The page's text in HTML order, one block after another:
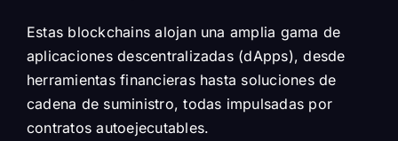
Estas blockchains alojan una amplia gama de
aplicaciones descentralizadas (dApps), desde
herramientas financieras hasta soluciones de
cadena de suministro, todas impulsadas por
contratos autoejecutables.